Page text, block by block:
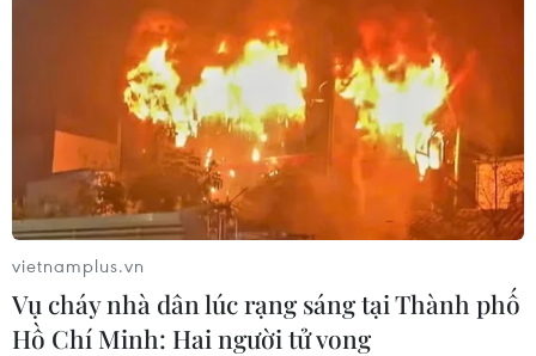
Tuyên án tử hình 2 đối tượng vận chuyển
ma túy qua đường chuyển phát nhanh
24/04/2025 09:45
Đồng Văn Hậu, Nguyễn Hữu Bình và người đàn ông sử
dụng tài khoản Telegram “Lucifer Nguyễn” (không rõ lai
lịch) lợi dụng hình thức chuyển phát nhanh và ký gửi
hàng hóa thông qua các công ty giao hàng.
vietnamplus.vn
Vụ cháy nhà dân lúc rạng sáng tại Thành phố
Hồ Chí Minh: Hai người tử vong